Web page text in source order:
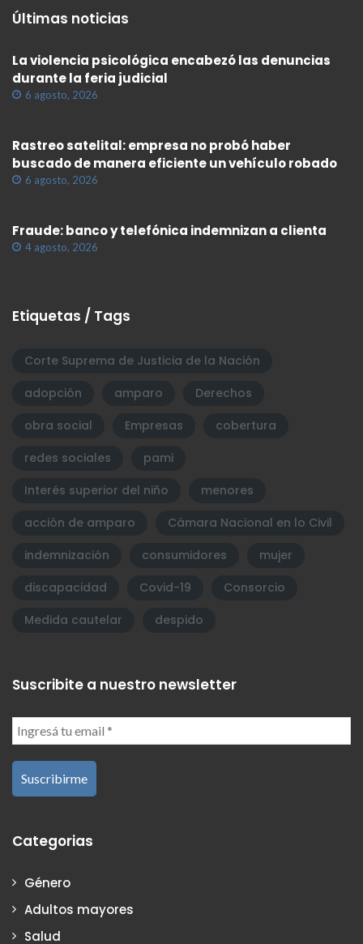
Últimas noticias
La violencia psicológica encabezó las denuncias
durante la feria judicial
6 agosto, 2026
Rastreo satelital: empresa no probó haber
buscado de manera eficiente un vehículo robado
6 agosto, 2026
Fraude: banco y telefónica indemnizan a clienta
4 agosto, 2026
Etiquetas / Tags
Corte Suprema de Justicia de la Nación
adopción
amparo
Derechos
obra social
Empresas
cobertura
redes sociales
pami
Interés superior del niño
menores
acción de amparo
Cámara Nacional en lo Civil
indemnización
consumidores
mujer
discapacidad
Covid-19
Consorcio
Medida cautelar
despido
Suscribite a nuestro newsletter
Categorias
Género
Adultos mayores
Salud